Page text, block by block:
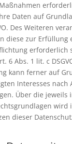
Daten auf
Des Weiteren
diese zur Erfüllung
erforderlich
6 Abs. 1 lit. c
kann ferner auf
Interesses nach
Über die jeweils
wird
dieser